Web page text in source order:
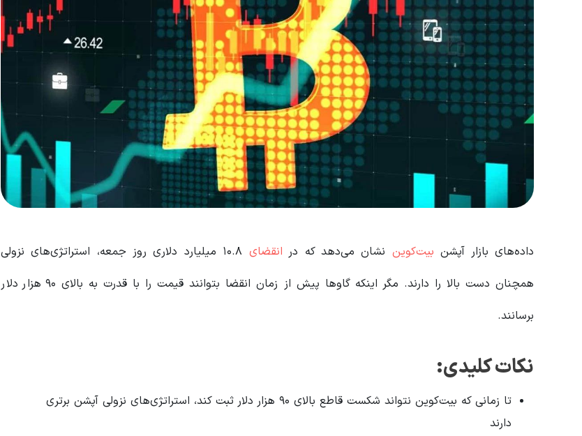
داده‌های بازار آپشن بیت‌کوین نشان می‌دهد که در انقضای
۱۰.۸ میلیارد دلاری روز جمعه، استراتژی‌های نزولی
همچنان دست بالا را دارند. مگر اینکه گاوها پیش از زمان انقضا بتوانند قیمت را با قدرت به بالای ۹۰ هزار دلار
برسانند.
نکات کلیدی:
تا زمانی که بیت‌کوین نتواند شکست قاطع بالای ۹۰ هزار دلار ثبت کند، استراتژی‌های نزولی آپشن برتری
دارند